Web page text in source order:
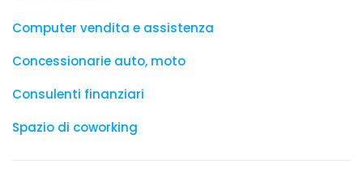
Computer vendita e assistenza
Concessionarie auto, moto
Consulenti finanziari
Spazio di coworking